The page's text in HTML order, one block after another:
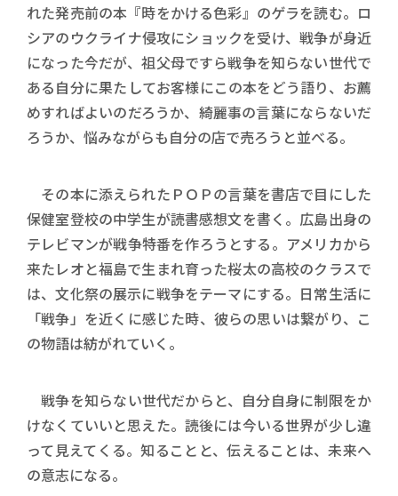
れた発売前の本『時をかける色彩』のゲラを読む。ロ
シアのウクライナ侵攻にショックを受け、戦争が身近
になった今だが、祖父母ですら戦争を知らない世代で
ある自分に果たしてお客様にこの本をどう語り、お薦
めすればよいのだろうか、綺麗事の言葉にならないだ
ろうか、悩みながらも自分の店で売ろうと並べる。
その本に添えられたＰＯＰの言葉を書店で目にした
保健室登校の中学生が読書感想文を書く。広島出身の
テレビマンが戦争特番を作ろうとする。アメリカから
来たレオと福島で生まれ育った桜太の高校のクラスで
は、文化祭の展示に戦争をテーマにする。日常生活に
「戦争」を近くに感じた時、彼らの思いは繋がり、こ
の物語は紡がれていく。
戦争を知らない世代だからと、自分自身に制限をか
けなくていいと思えた。読後には今いる世界が少し違
って見えてくる。知ることと、伝えることは、未来へ
の意志になる。